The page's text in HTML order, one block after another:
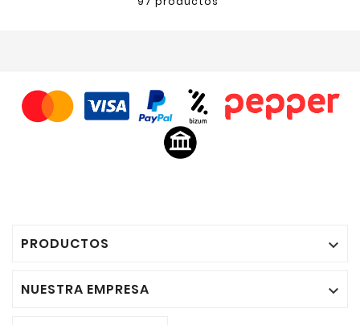
PRODUCTOS 
NUESTRA EMPRESA 